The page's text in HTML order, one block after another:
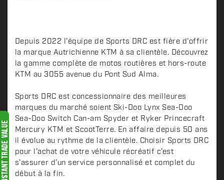
r
i
p
t
i
o
n
Depuis 2022 l'équipe de Sports DRC est fière d'offrir
la marque Autrichienne KTM à sa clientèle. Découvrez
la gamme complète de motos routières et hors-route
KTM au 3055 avenue du Pont Sud Alma.
Sports DRC est concessionnaire des meilleures
marques du marché soient Ski-Doo Lynx Sea-Doo
Sea-Doo Switch Can-am Spyder et Ryker Princecraft
Mercury KTM et ScootTerre. En affaire depuis 50 ans
il évolue au rythme de la clientèle. Choisir Sports DRC
pour l’achat de votre véhicule récréatif c’est
s’assurer d’un service personnalisé et complet du
début à la fin.